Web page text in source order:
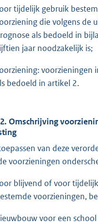
tijdelijk gebruik
die volgens de
als bedoeld in
jaar noodzakelijk is;
voorzieningen
bedoeld in artikel 2.
Omschrijving
van deze
voorzieningen
blijvend of voor
voorzieningen,
voor een